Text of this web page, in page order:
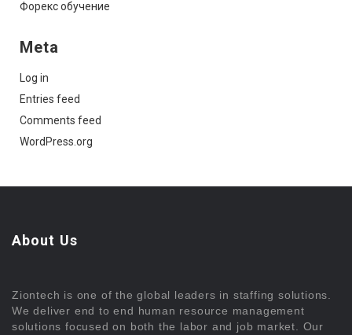
Форекс обучение
Meta
Log in
Entries feed
Comments feed
WordPress.org
About Us
Ziontech is one of the global leaders in staffing solutions.
We deliver end to end human resource management
solutions focused on both the labor and job market. Our